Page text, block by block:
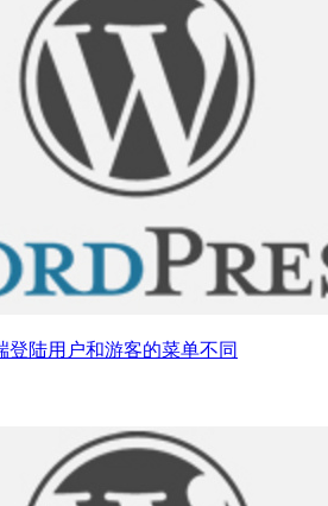
登陆用户和游客的菜单不同